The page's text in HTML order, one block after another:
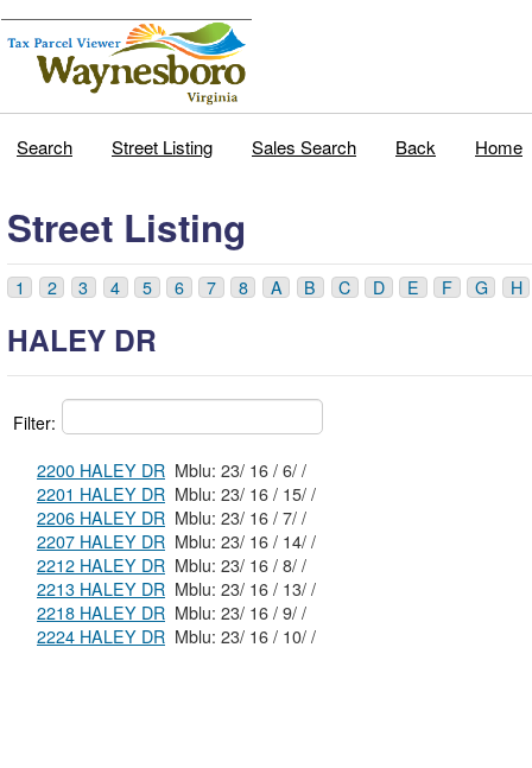
Search Street Listing Sales Search Back Home
Street Listing
1 2 3 4 5 6 7 8 A B C D E F G H
HALEY DR
Filter:
2200 HALEY DR
Mblu: 23/ 16 / 6/ /
2201 HALEY DR
Mblu: 23/ 16 / 15/ /
2206 HALEY DR
Mblu: 23/ 16 / 7/ /
2207 HALEY DR
Mblu: 23/ 16 / 14/ /
2212 HALEY DR
Mblu: 23/ 16 / 8/ /
2213 HALEY DR
Mblu: 23/ 16 / 13/ /
2218 HALEY DR
Mblu: 23/ 16 / 9/ /
2224 HALEY DR
Mblu: 23/ 16 / 10/ /